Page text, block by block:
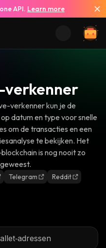
API. Learn more
verkenner kun je de
datum en type voor snelle
om de transacties en een
te bekijken. Het
is nog nooit zo
Telegram
Reddit